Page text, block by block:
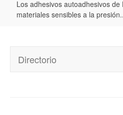
Los adhesivos autoadhesivos
materiales sensibles a la
Directorio